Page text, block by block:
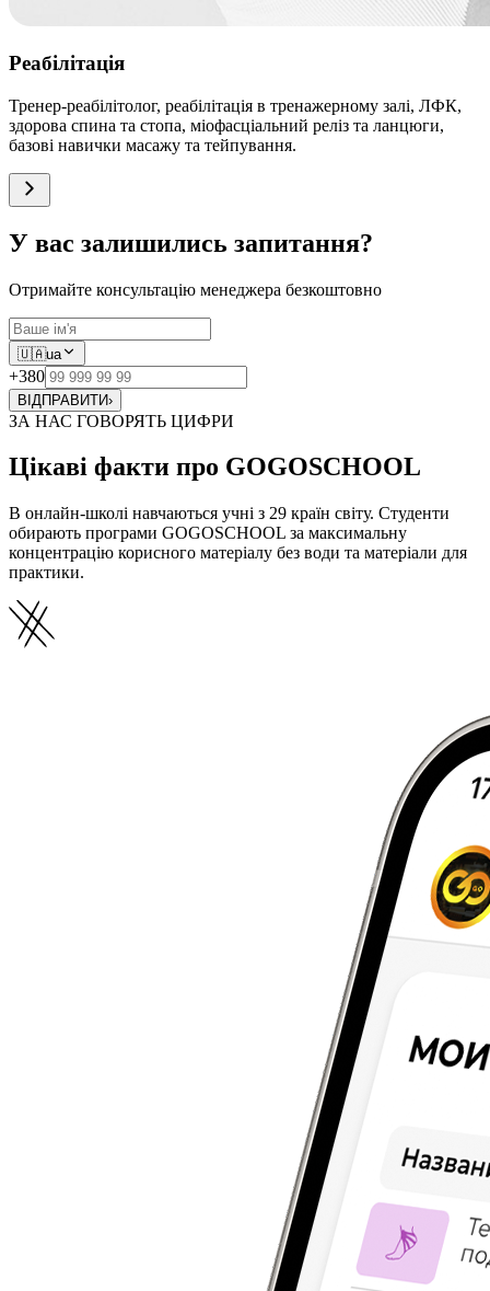
Реабілітація
Тренер-реабілітолог, реабілітація в тренажерному залі, ЛФК,
здорова спина та стопа, міофасціальний реліз та ланцюги,
базові навички масажу та тейпування.
У вас залишились запитання?
Отримайте консультацію менеджера безкоштовно
🇺🇦ua
+380
ВІДПРАВИТИ›
ЗА НАС ГОВОРЯТЬ ЦИФРИ
Цікаві факти про GOGOSCHOOL
В онлайн-школі навчаються учні з 29 країн світу. Студенти
обирають програми GOGOSCHOOL за максимальну
концентрацію корисного матеріалу без води та матеріали для
практики.